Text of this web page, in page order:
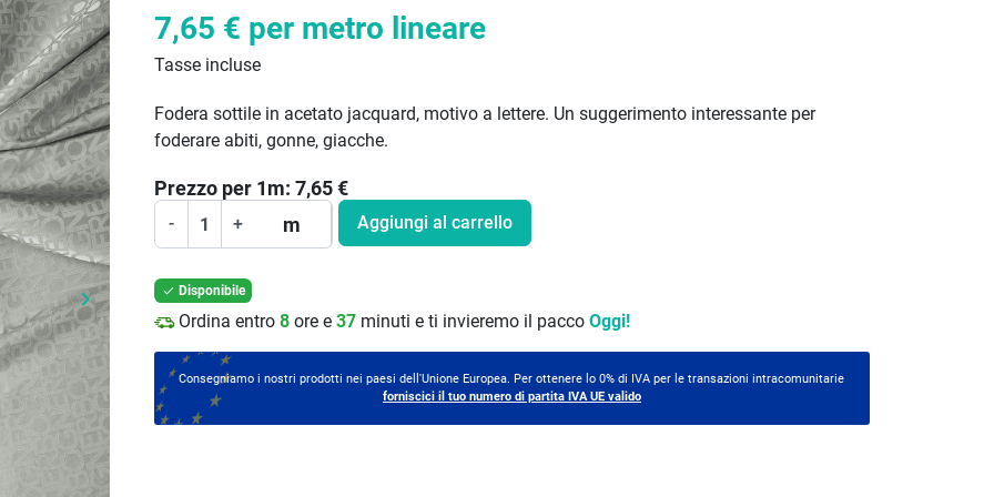
Prossimo
keyboard_arrow_right
7,65 € per metro lineare
Tasse incluse
Fodera sottile in acetato jacquard, motivo a lettere. Un suggerimento interessante per
foderare abiti, gonne, giacche.
Prezzo per 1m: 7,65€
- + m Aggiungi al carrello
 Disponibile
Ordina entro 8 ore e 37 minuti e ti invieremo il pacco Oggi!
Consegniamo i nostri prodotti nei paesi dell'Unione Europea. Per ottenere lo 0% di IVA per le transazioni intracomunitarie
forniscici il tuo numero di partita IVA UE valido